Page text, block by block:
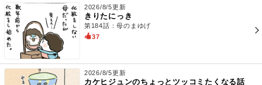
2026/8/5更新
きりたにっき
第184話：母のまゆげ
37
2026/8/5更新
カケヒジュンのちょっとツッコミたくなる話